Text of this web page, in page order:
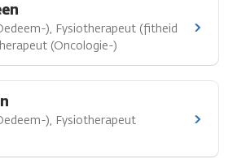
), Fysiotherapeut (fitheid
(Oncologie-)
), Fysiotherapeut